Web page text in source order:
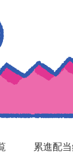
累進配